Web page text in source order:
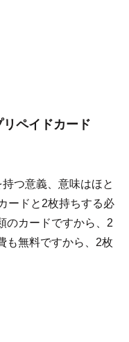
ペイドカード
つ意義、意味はほと
ードと2枚持ちする必
のカードですから、2
も無料ですから、2枚